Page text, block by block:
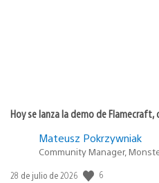
Hoy se lanza la demo de Flamecraft,
Mateusz Pokrzywniak
Community Manager,
Fecha
28 de julio de 2026 6